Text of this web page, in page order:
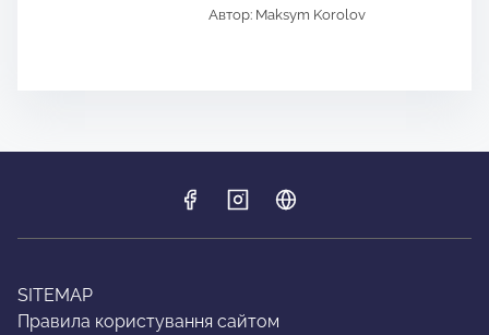
Автор: Maksym Korolov
SITEMAP
Правила користування сайтом